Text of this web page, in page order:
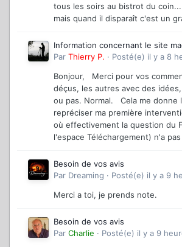
tous les soirs au bistrot du
mais quand il disparaît c'est un
Information concernant le site
Par Thierry P. · Posté(e) il y a 8
Bonjour, Merci pour vos
déçus, les autres avec des
ou pas. Normal. Cela me donne
repréciser ma première
où effectivement la question du
l'espace Téléchargement) n'a
Besoin de vos avis
Par Dreaming · Posté(e) il y a 9
Merci a toi, je prends note.
Besoin de vos avis
Par Charlie · Posté(e) il y a 9